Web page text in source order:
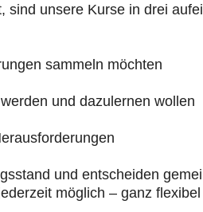
unsere Kurse in drei
sammeln möchten
und dazulernen wollen
und entscheiden
möglich – ganz